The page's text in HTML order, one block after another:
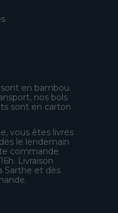
en bambou.
nos bols
sont en carton
vous êtes livrés
le lendemain
commande
Livraison
Sarthe et dès